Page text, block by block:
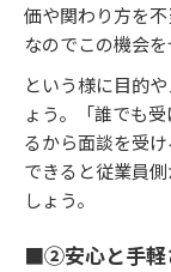
価や関わり方を
なのでこの機会
という様に目的
ょう。「誰でも
るから面談を受
できると従業員
しょう。
■②安心と手軽